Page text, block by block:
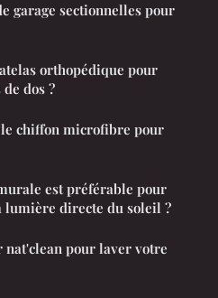
garage sectionnelles pour
orthopédique pour
dos ?
chiffon microfibre pour
est préférable pour
lumière directe du soleil ?
nat'clean pour laver votre